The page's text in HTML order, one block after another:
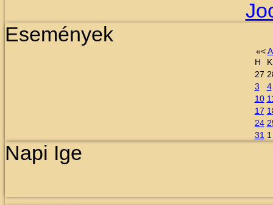
Események
«<
H
K
27
3
4
10
17
24
31 1
Napi Ige